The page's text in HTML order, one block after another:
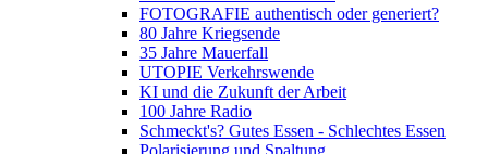
FOTOGRAFIE authentisch oder generiert?
80 Jahre Kriegsende
35 Jahre Mauerfall
UTOPIE Verkehrswende
KI und die Zukunft der Arbeit
100 Jahre Radio
Schmeckt's? Gutes Essen - Schlechtes Essen